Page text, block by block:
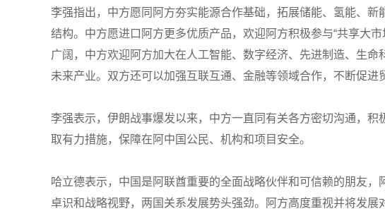
李强指出，中方愿同阿方夯实能源合作基础，拓展储能、氢能、
结构。中方愿进口阿方更多优质产品，欢迎阿方积极参与“共享大
广阔，中方欢迎阿方加大在人工智能、数字经济、先进制造、生
未来产业。双方还可以加强互联互通、金融等领域合作，不断促进
李强表示，伊朗战事爆发以来，中方一直同有关各方密切沟通，
取有力措施，保障在阿中国公民、机构和项目安全。
哈立德表示，中国是阿联酋重要的全面战略伙伴和可信赖的朋友
卓识和战略视野，两国关系发展势头强劲。阿方高度重视并将发